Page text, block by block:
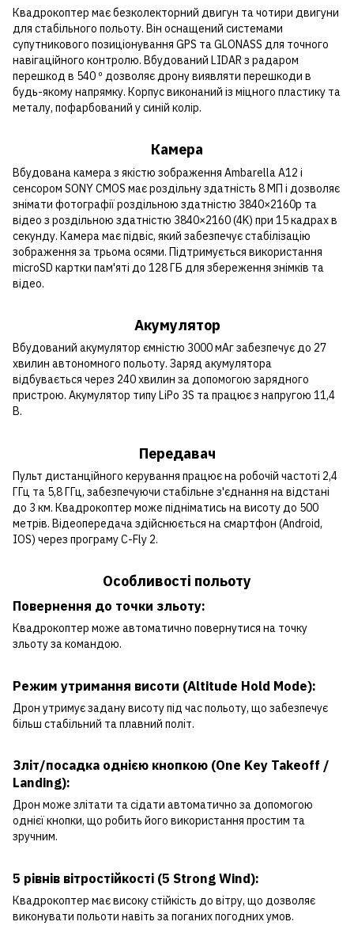
Квадрокоптер має безколекторний двигун та чотири двигуни
для стабільного польоту. Він оснащений системами
супутникового позиціонування GPS та GLONASS для точного
навігаційного контролю. Вбудований LIDAR з радаром
перешкод в 540 º дозволяє дрону виявляти перешкоди в
будь-якому напрямку. Корпус виконаний із міцного пластику та
металу, пофарбований у синій колір.
Камера
Вбудована камера з якістю зображення Ambarella A12 і
сенсором SONY CMOS має роздільну здатність 8 МП і дозволяє
знімати фотографії роздільною здатністю 3840×2160p та
відео з роздільною здатністю 3840×2160 (4K) при 15 кадрах в
секунду. Камера має підвіс, який забезпечує стабілізацію
зображення за трьома осями. Підтримується використання
microSD картки пам'яті до 128 ГБ для збереження знімків та
відео.
Акумулятор
Вбудований акумулятор ємністю 3000 мАг забезпечує до 27
хвилин автономного польоту. Заряд акумулятора
відбувається через 240 хвилин за допомогою зарядного
пристрою. Акумулятор типу LiPo 3S та працює з напругою 11,4
В.
Передавач
Пульт дистанційного керування працює на робочій частоті 2,4
ГГц та 5,8 ГГц, забезпечуючи стабільне з'єднання на відстані
до 3 км. Квадрокоптер може підніматись на висоту до 500
метрів. Відеопередача здійснюється на смартфон (Android,
IOS) через програму C-Fly 2.
Особливості польоту
Повернення до точки зльоту:
Квадрокоптер може автоматично повернутися на точку
зльоту за командою.
Режим утримання висоти (Altitude Hold Mode):
Дрон утримує задану висоту під час польоту, що забезпечує
більш стабільний та плавний політ.
Зліт/посадка однією кнопкою (One Key Takeoff /
Landing):
Дрон може злітати та сідати автоматично за допомогою
однієї кнопки, що робить його використання простим та
зручним.
5 рівнів вітростійкості (5 Strong Wind):
Квадрокоптер має високу стійкість до вітру, що дозволяє
виконувати польоти навіть за поганих погодних умов.